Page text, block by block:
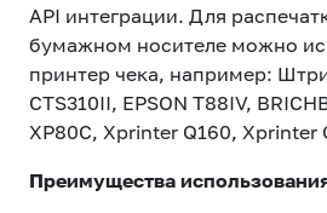
API интеграции. Для
бумажном носителе можно
принтер чека, например:
CTS310II, EPSON T88IV,
XP80C, Xprinter Q160, Xprinter
Преимущества